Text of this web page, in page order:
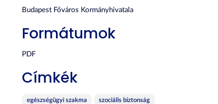
Budapest Főváros Kormányhivatala
Formátumok
PDF
Címkék
egészségügyi szakma szociális biztonság